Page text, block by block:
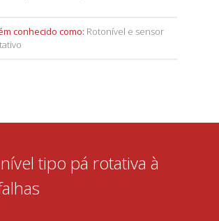
conhecido como: Rotonível e sensor
tipo pá rotativa à